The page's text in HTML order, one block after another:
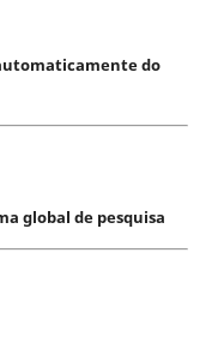
do
global de pesquisa